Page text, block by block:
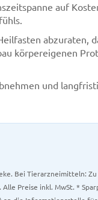
auf
abzuraten,
körpereigenen
und
Bei Tierarzneimitteln:
Preise inkl. MwSt. *